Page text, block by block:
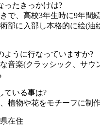
ったきっかけは?
で、高校3年生時に9年間
部に入部し本格的に絵(油
ように行なっていますか?
音楽(クラッシック、サウ
ている事は?
植物や花をモチーフに制
在住